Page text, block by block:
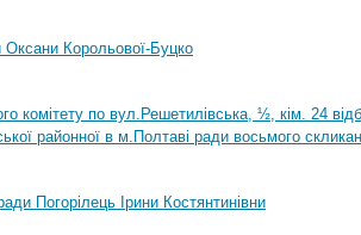
Оксани Корольової-Буцко
комітету по вул.Решетилівська, ½, кім. 24
районної в м.Полтаві ради восьмого
Погорілець Ірини Костянтинівни